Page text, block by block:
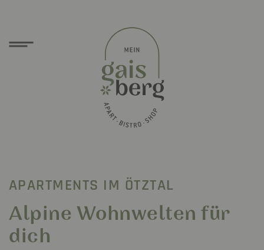
APARTMENTS IM ÖTZTAL
Alpine Wohnwelten für
dich